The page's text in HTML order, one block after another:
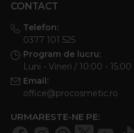
CONTACT
Telefon:
0377 101 525
Program de lucru:
Luni - Vineri / 10:00 - 15:00
Email:
office@procosmetic.ro
URMARESTE-NE PE: